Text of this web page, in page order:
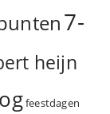
7-
heijn
feestdagen